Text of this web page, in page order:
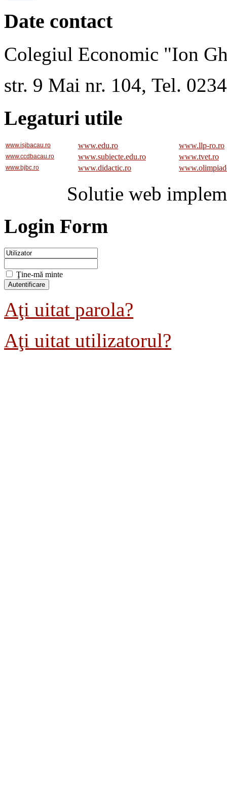
Date contact
Colegiul Economic "Ion
str. 9 Mai nr. 104, Tel.
Legaturi utile
www.isjbacau.ro www.edu.ro www.llp-ro.ro
www.ccdbacau.ro www.subiecte.edu.ro www.tvet.ro
www.bjbc.ro www.didactic.ro
Solutie web
Login Form
Ţine-mă minte
Aţi uitat parola?
Aţi uitat utilizatorul?